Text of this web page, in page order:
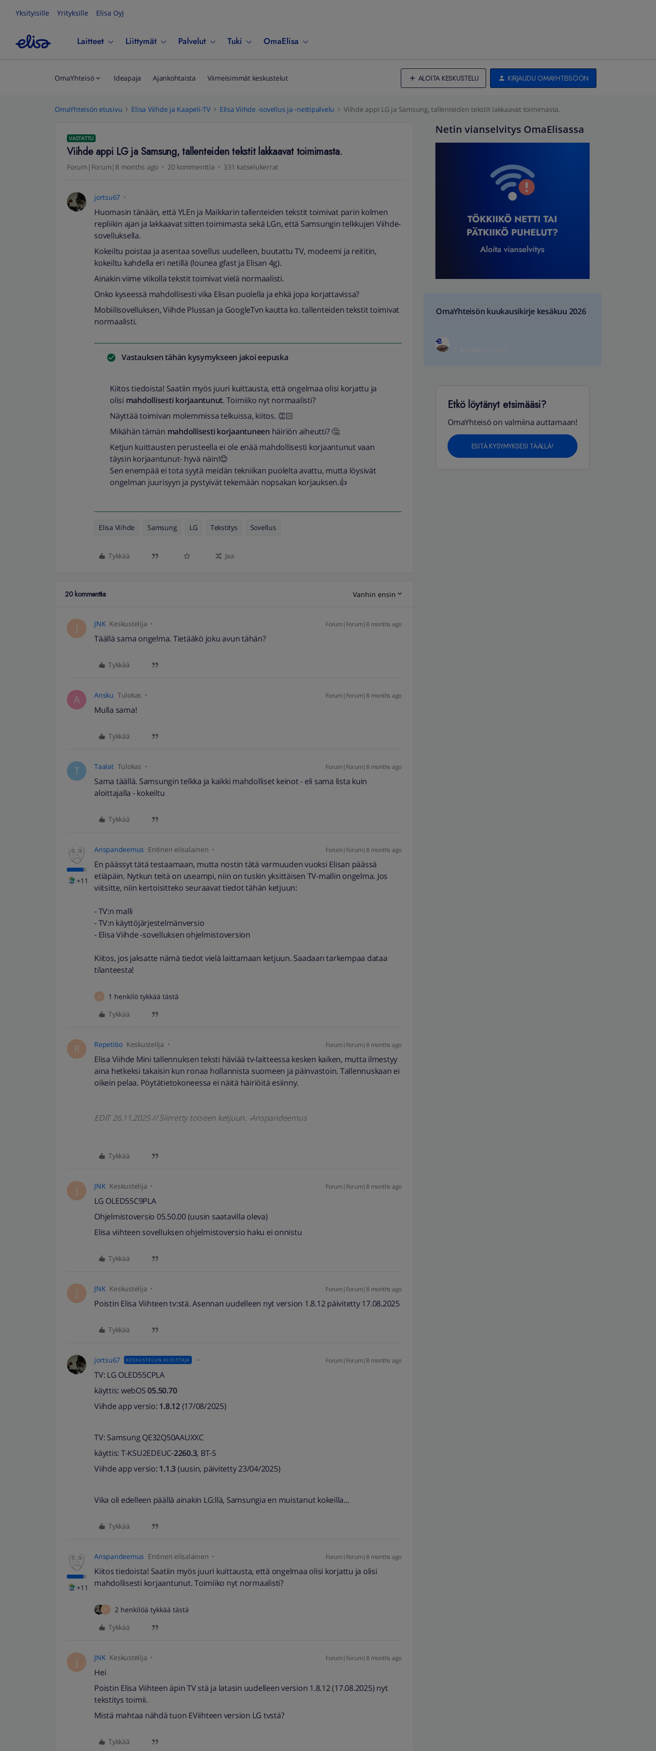
Yksityisille Yrityksille Elisa Oyj
Laitteet Liittymät Palvelut Tuki OmaElisa
OmaYhteisö Ideapaja Ajankohtaista Viimeisimmät keskustelut ALOITA KESKUSTELU KIRJAUDU OMAYHTEISÖÖN
OmaYhteisön etusivu Elisa Viihde ja Kaapeli-TV Elisa Viihde -sovellus ja -nettipalvelu Viihde appi LG ja Samsung, tallenteiden tekstit lakkaavat toimimasta.
VASTATTU
Viihde appi LG ja Samsung, tallenteiden tekstit lakkaavat toimimasta.
Forum|Forum|8 months ago 20 kommenttia 331 katselukerrat
jortsu67
Huomasin tänään, että YLEn ja Maikkarin tallenteiden tekstit toimivat parin kolmen
repliikin ajan ja lakkaavat sitten toimimasta sekä LGn, että Samsungin telkkujen Viihde-
sovelluksella.
Kokeiltu poistaa ja asentaa sovellus uudelleen, buutattu TV, modeemi ja reititin,
kokeiltu kahdella eri netillä (lounea gfast ja Elisan 4g).
Ainakin viime viikolla tekstit toimivat vielä normaalisti.
Onko kyseessä mahdollisesti vika Elisan puolella ja ehkä jopa korjattavissa?
Mobiilisovelluksen, Viihde Plussan ja GoogleTvn kautta ko. tallenteiden tekstit toimivat
normaalisti.
Vastauksen tähän kysymykseen jakoi eepuska
Kiitos tiedoista! Saatiin myös juuri kuittausta, että ongelmaa olisi korjattu ja
olisi mahdollisesti korjaantunut. Toimiiko nyt normaalisti?
Näyttää toimivan molemmissa telkuissa, kiitos. 👏🏻
Mikähän tämän mahdollisesti korjaantuneen häiriön aiheutti? 🤔
Ketjun kuittausten perusteella ei ole enää mahdollisesti korjaantunut vaan
täysin korjaantunut- hyvä näin!😊
Sen enempää ei tota syytä meidän tekniikan puolelta avattu, mutta löysivät
ongelman juurisyyn ja pystyivät tekemään nopsakan korjauksen.👍
Elisa Viihde Samsung LG Tekstitys Sovellus
Tykkää Jaa
20 kommenttia Vanhin ensin
J JNK Keskustelija Forum|Forum|8 months ago
Täällä sama ongelma. Tietääkö joku avun tähän?
Tykkää
A Ansku Tulokas Forum|Forum|8 months ago
Mulla sama!
Tykkää
T Taalat Tulokas Forum|Forum|8 months ago
Sama täällä. Samsungin telkka ja kaikki mahdolliset keinot - eli sama lista kuin
aloittajalla - kokeiltu
Tykkää
+11
Anspandeemus Entinen elisalainen Forum|Forum|8 months ago
En päässyt tätä testaamaan, mutta nostin tätä varmuuden vuoksi Elisan päässä
etiäpäin. Nytkun teitä on useampi, niin on tuskin yksittäisen TV-mallin ongelma. Jos
viitsitte, niin kertoisitteko seuraavat tiedot tähän ketjuun:
- TV:n malli
- TV:n käyttöjärjestelmänversio
- Elisa Viihde -sovelluksen ohjelmistoversion
​​​​​​​Kiitos, jos jaksatte nämä tiedot vielä laittamaan ketjuun. Saadaan tarkempaa dataa
tilanteesta!
R
1 henkilö tykkää tästä
Tykkää
R Repetitio Keskustelija Forum|Forum|8 months ago
Elisa Viihde Mini tallennuksen teksti häviää tv-laitteessa kesken kaiken, mutta ilmestyy
aina hetkeksi takaisin kun ronaa hollannista suomeen ja päinvastoin. Tallennuskaan ei
oikein pelaa. Pöytätietokoneessa ei näitä häiriöitä esiinny.
EDIT 26.11.2025 // Siirretty toiseen ketjuun. -Anspandeemus
Tykkää
J JNK Keskustelija Forum|Forum|8 months ago
LG OLED55C9PLA
Ohjelmistoversio 05.50.00 (uusin saatavilla oleva)
Elisa viihteen sovelluksen ohjelmistoversio haku ei onnistu
Tykkää
J JNK Keskustelija Forum|Forum|8 months ago
Poistin Elisa Viihteen tv:stä. Asennan uudelleen nyt version 1.8.12 päivitetty 17.08.2025
Tykkää
jortsu67 KESKUSTELUN ALOITTAJA Forum|Forum|8 months ago
TV: LG OLED55CPLA
käyttis: webOS05.50.70
Viihde app versio: 1.8.12(17/08/2025)
TV: Samsung QE32Q50AAUXXC
käyttis: T-KSU2EDEUC-2260.3, BT-S
Viihde app versio: 1.1.3(uusin, päivitetty 23/04/2025)
Vika oli edelleen päällä ainakin LG:llä, Samsungia en muistanut kokeilla...
Tykkää
+11
Anspandeemus Entinen elisalainen Forum|Forum|8 months ago
Kiitos tiedoista! Saatiin myös juuri kuittausta, että ongelmaa olisi korjattu ja olisi
mahdollisesti korjaantunut. Toimiiko nyt normaalisti?
R
2 henkilöä tykkää tästä
Tykkää
J JNK Keskustelija Forum|Forum|8 months ago
Hei
Poistin Elisa Viihteen äpin TV stä ja latasin uudelleen version 1.8.12 (17.08.2025) nyt
tekstitys toimii.
Mistä mahtaa nähdä tuon EViihteen version LG tvstä?
Tykkää
Netin vianselvitys OmaElisassa
OmaYhteisön kuukausikirje kesäkuu 2026
Etkö löytänyt etsimääsi?
OmaYhteisö on valmiina auttamaan!
ESITÄ KYSYMYKSESI TÄÄLLÄ!